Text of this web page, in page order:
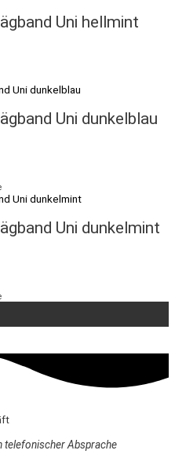
Uni hellmint
Uni dunkelblau
Uni dunkelmint
telefonischer Absprache